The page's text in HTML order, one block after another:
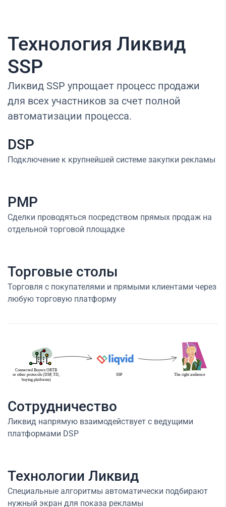
Технология Ликвид
SSP
Ликвид SSP упрощает процесс продажи
для всех участников за счет полной
автоматизации процесса.
DSP
Подключение к крупнейшей системе закупки рекламы
PMP
Сделки проводяться посредством прямых продаж на
отдельной торговой площадке
Торговые столы
Торговля с покупателями и прямыми клиентами через
любую торговую платформу
Сотрудничество
Ликвид напрямую взаимодействует с ведущими
платформами DSP
Технологии Ликвид
Специальные алгоритмы автоматически подбирают
нужный экран для показа рекламы